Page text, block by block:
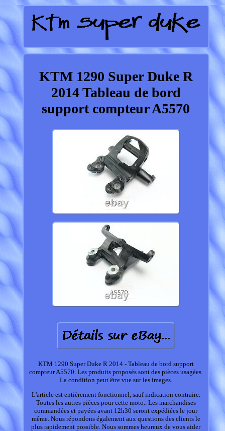
KTM 1290 Super Duke R
2014 Tableau de bord
support compteur A5570
KTM 1290 Super Duke R 2014 - Tableau de bord support
compteur A5570. Les produits proposés sont des pièces usagées.
La condition peut être vue sur les images.
L'article est entièrement fonctionnel, sauf indication contraire.
Toutes les autres pièces pour cette moto.. Les marchandises
commandées et payées avant 12h30 seront expédiées le jour
même. Nous répondons également aux questions des clients le
plus rapidement possible. Nous sommes heureux de vous aider